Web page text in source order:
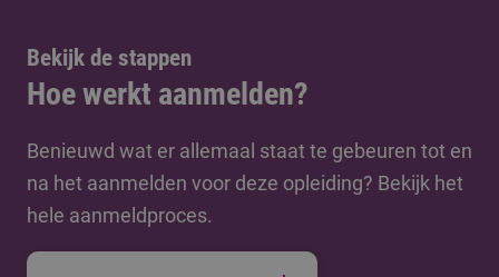
Bekijk de stappen
Hoe werkt aanmelden?
Benieuwd wat er allemaal staat te gebeuren tot en
na het aanmelden voor deze opleiding? Bekijk het
hele aanmeldproces.